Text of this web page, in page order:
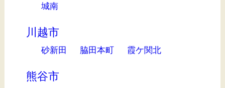
城南
川越市
砂新田 脇田本町 霞ケ関北
熊谷市